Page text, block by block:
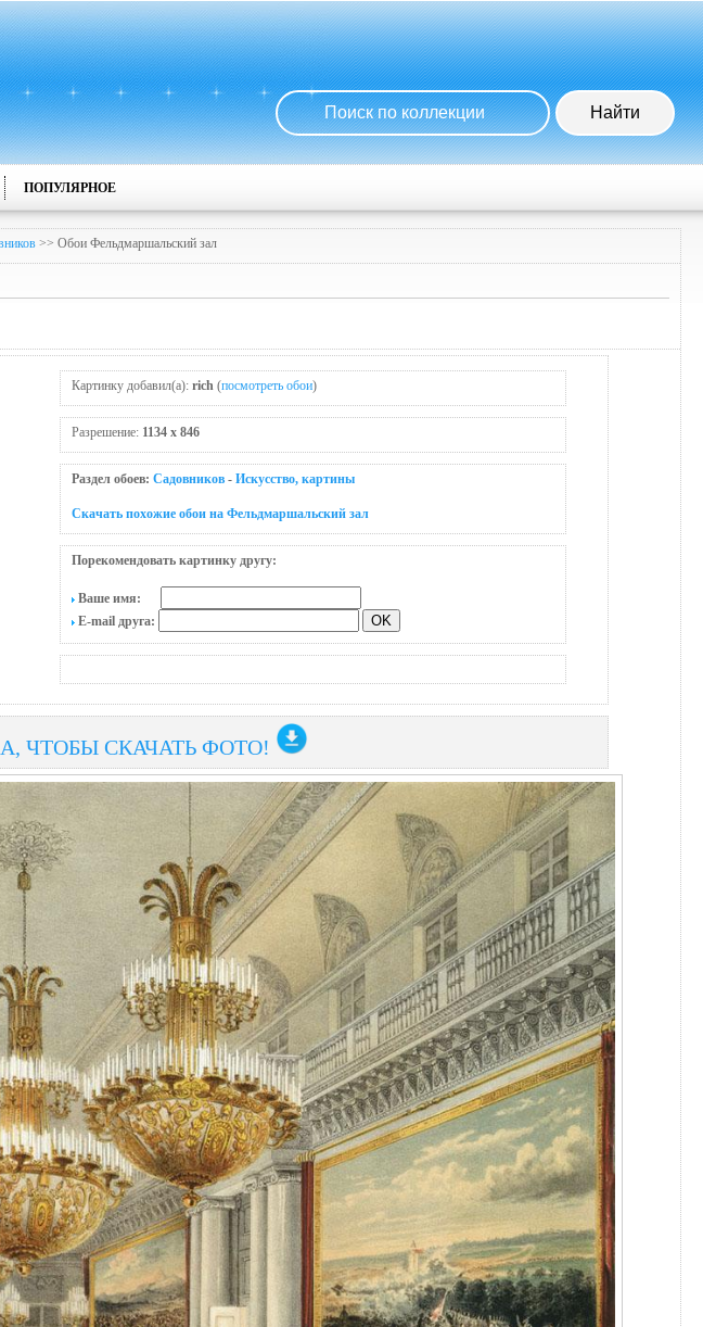
ПОПУЛЯРНОЕ
>> Обои Фельдмаршальский зал
Картинку добавил(а): rich (посмотреть обои)
Разрешение: 1134 x 846
Раздел обоев: Садовников - Искусство, картины
Скачать похожие обои на Фельдмаршальский зал
Порекомендовать картинку другу:
Ваше имя:
E-mail друга:
ЧТОБЫ СКАЧАТЬ ФОТО!